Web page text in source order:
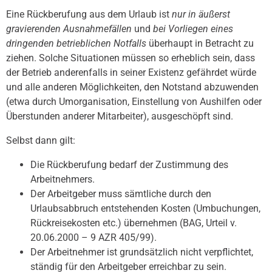
Eine Rückberufung aus dem Urlaub ist nur in äußerst
gravierenden Ausnahmefällen und bei Vorliegen eines
dringenden betrieblichen Notfalls überhaupt in Betracht zu
ziehen. Solche Situationen müssen so erheblich sein, dass
der Betrieb anderenfalls in seiner Existenz gefährdet würde
und alle anderen Möglichkeiten, den Notstand abzuwenden
(etwa durch Umorganisation, Einstellung von Aushilfen oder
Überstunden anderer Mitarbeiter), ausgeschöpft sind.
Selbst dann gilt:
Die Rückberufung bedarf der Zustimmung des
Arbeitnehmers.
Der Arbeitgeber muss sämtliche durch den
Urlaubsabbruch entstehenden Kosten (Umbuchungen,
Rückreisekosten etc.) übernehmen (BAG, Urteil v.
20.06.2000 – 9 AZR 405/99).
Der Arbeitnehmer ist grundsätzlich nicht verpflichtet,
ständig für den Arbeitgeber erreichbar zu sein.